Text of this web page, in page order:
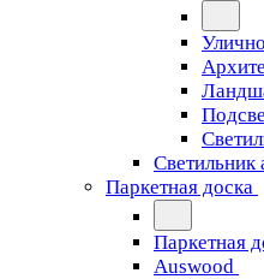
Светильник
Паркетная доска
Паркетная
Auswood